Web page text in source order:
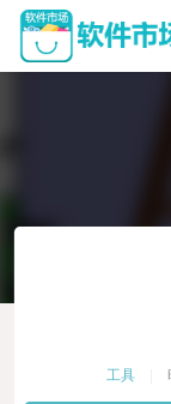
工具